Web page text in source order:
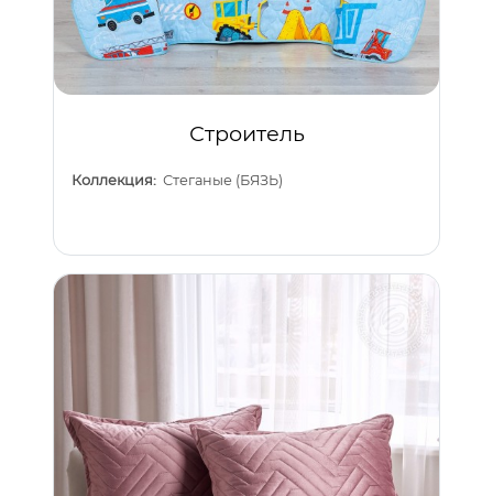
Строитель
Коллекция: Стеганые (БЯЗЬ)